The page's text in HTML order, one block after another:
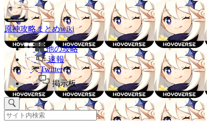
原神攻略まとめwiki
他の攻略
速報
Twitter
掲示板